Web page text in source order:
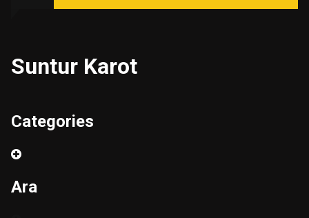
Suntur Karot
Categories
Ara